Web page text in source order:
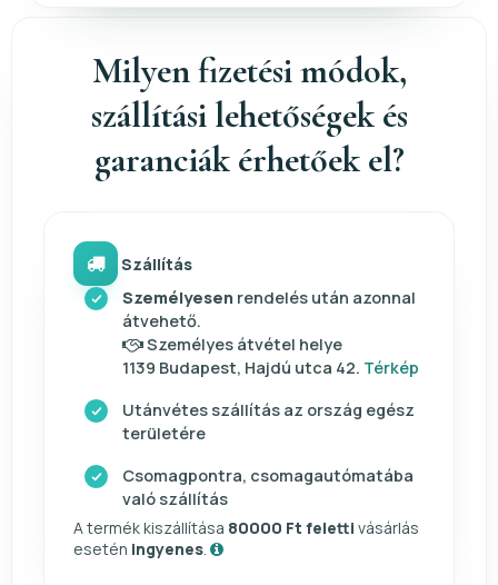
Milyen fizetési módok,
szállítási lehetőségek és
garanciák érhetőek el?
Szállítás
Személyesen rendelés után azonnal
átvehető.
Személyes átvétel helye
1139 Budapest, Hajdú utca 42. Térkép
Utánvétes szállítás az ország egész
területére
Csomagpontra, csomagautómatába
való szállítás
A termék kiszállítása 80000 Ft feletti vásárlás
esetén ingyenes